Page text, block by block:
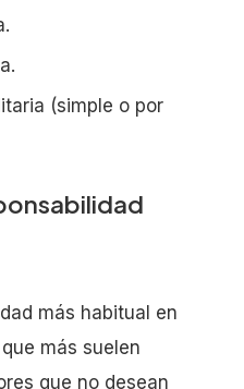
(simple o por
más habitual en
más suelen
que no desean